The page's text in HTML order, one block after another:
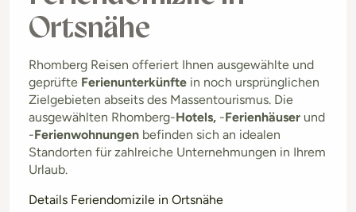
Ortsnähe
Rhomberg Reisen offeriert Ihnen ausgewählte und
geprüfte Ferienunterkünfte in noch ursprünglichen
Zielgebieten abseits des Massentourismus. Die
ausgewählten Rhomberg-Hotels, -Ferienhäuser und
-Ferienwohnungen befinden sich an idealen
Standorten für zahlreiche Unternehmungen in Ihrem
Urlaub.
Details Feriendomizile in Ortsnähe